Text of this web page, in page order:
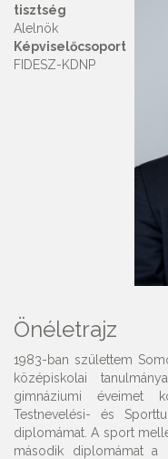
tisztség
Alelnök
Képviselőcsoport
FIDESZ-KDNP
Önéletrajz
1983-ban születtem
középiskolai
gimnáziumi éveimet
Testnevelési- és
diplomámat. A sport
második diplomámat a